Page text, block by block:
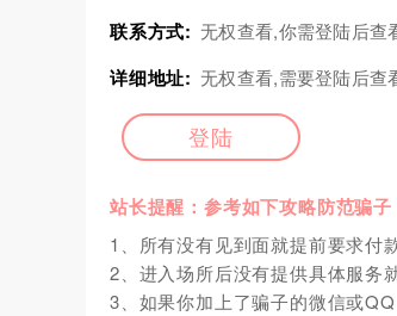
联系方式: 无权查看,你需登陆后查
详细地址: 无权查看,需要登陆后查
登陆
站长提醒：参考如下攻略防范骗子
1、所有没有见到面就提前要求付
2、进入场所后没有提供具体服务
3、如果你加上了骗子的微信或